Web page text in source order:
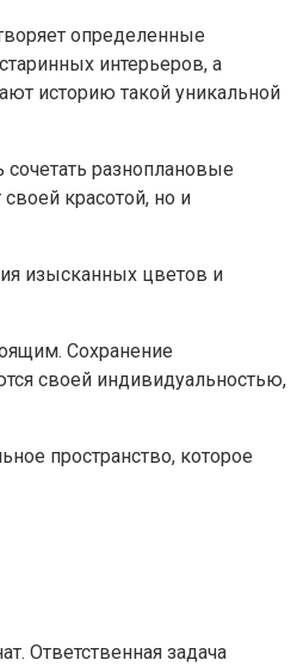
определенные
интерьеров, а
историю такой уникальной
разноплановые
красотой, но и
изысканных цветов и
Сохранение
своей индивидуальностью,
пространство, которое
Ответственная задача